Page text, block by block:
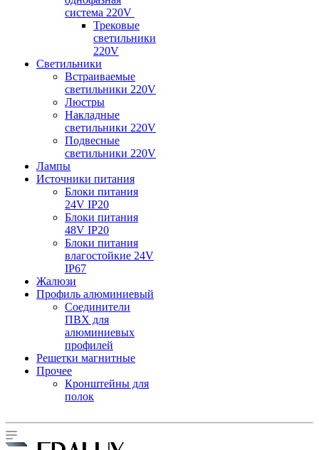
система 220V
Трековые
светильники
220V
Светильники
Встраиваемые
светильники 220V
Люстры
Накладные
светильники 220V
Подвесные
светильники 220V
Лампы
Источники питания
Блоки питания
24V IP20
Блоки питания
48V IP20
Блоки питания
влагостойкие 24V
IP67
Жалюзи
Профиль алюминиевый
Соединители
ПВХ для
алюминиевых
профилей
Решетки магнитные
Прочее
Кронштейны для
полок